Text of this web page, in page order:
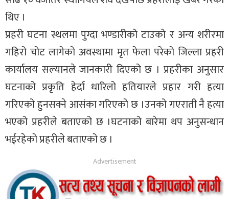
थिए ।
प्रहरी घटना स्थलमा पुग्दा भण्डारीको टाउको र अन्य शरीरमा
गहिरो चोट लागेको अवस्थामा मृत फेला परेको जिल्ला प्रहरी
कार्यालय सल्यानले जानकारी दिएको छ । प्रहरीका अनुसार
घटनाको प्रकृति हेर्दा धारिलो हतियारले प्रहार गरी हत्या
गरिएको हुनसक्ने आसंका गरिएको छ ।उनको गएराती नै हत्या
भएको प्रहरीले बताएको छ ।घटनाको बारेमा थप अनुसन्धान
भईरहेको प्रहरीले बताएको छ ।